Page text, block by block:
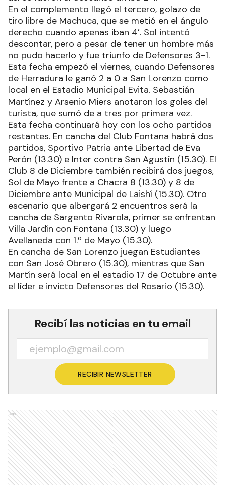
En el complemento llegó el tercero, golazo de
tiro libre de Machuca, que se metió en el ángulo
derecho cuando apenas iban 4’. Sol intentó
descontar, pero a pesar de tener un hombre más
no pudo hacerlo y fue triunfo de Defensores 3-1.
Esta fecha empezó el viernes, cuando Defensores
de Herradura le ganó 2 a 0 a San Lorenzo como
local en el Estadio Municipal Evita. Sebastián
Martínez y Arsenio Miers anotaron los goles del
turista, que sumó de a tres por primera vez.
Esta fecha continuará hoy con los ocho partidos
restantes. En cancha del Club Fontana habrá dos
partidos, Sportivo Patria ante Libertad de Eva
Perón (13.30) e Inter contra San Agustín (15.30). El
Club 8 de Diciembre también recibirá dos juegos,
Sol de Mayo frente a Chacra 8 (13.30) y 8 de
Diciembre ante Municipal de Laishí (15.30). Otro
escenario que albergará 2 encuentros será la
cancha de Sargento Rivarola, primer se enfrentan
Villa Jardín con Fontana (13.30) y luego
Avellaneda con 1.º de Mayo (15.30).
En cancha de San Lorenzo juegan Estudiantes
con San José Obrero (15.30), mientras que San
Martín será local en el estadio 17 de Octubre ante
el líder e invicto Defensores del Rosario (15.30).
Recibí las noticias en tu email
RECIBIR NEWSLETTER
Ads